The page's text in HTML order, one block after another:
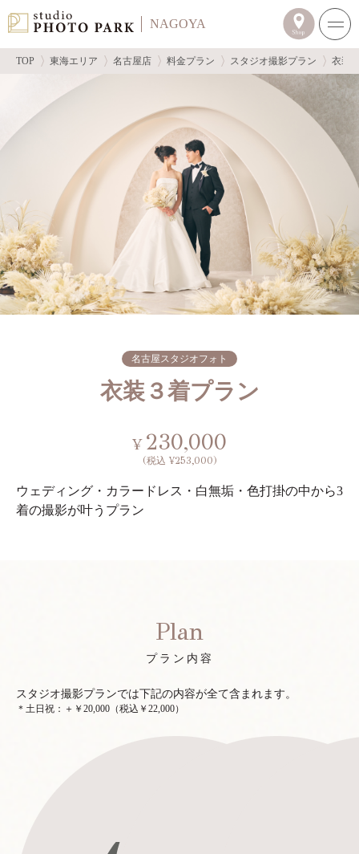
NAGOYA
TOP 東海エリア 名古屋店 料金プラン スタジオ撮影プラン 衣装
名古屋スタジオフォト
衣装３着プラン
¥ 230,000
(税込 ¥253,000)
ウェディング・カラードレス・白無垢・色打掛の中から3
着の撮影が叶うプラン
Plan
プラン内容
スタジオ撮影プランでは下記の内容が全て含まれます。
＊土日祝：＋￥20,000（税込￥22,000）